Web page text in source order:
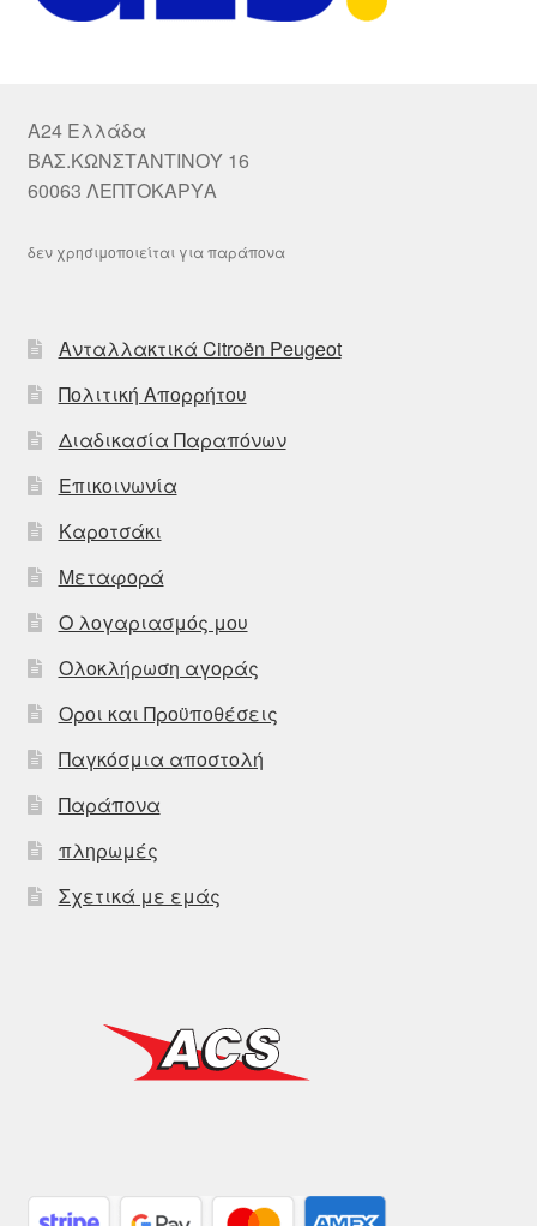
A24 Ελλάδα
ΒΑΣ.ΚΩΝΣΤΑΝΤΙΝΟΥ 16
60063 ΛΕΠΤΟΚΑΡΥΑ
δεν χρησιμοποιείται για παράπονα
Ανταλλακτικά Citroën Peugeot
Πολιτική Απορρήτου
Διαδικασία Παραπόνων
Επικοινωνία
Καροτσάκι
Μεταφορά
Ο λογαριασμός μου
Ολοκλήρωση αγοράς
Οροι και Προϋποθέσεις
Παγκόσμια αποστολή
Παράπονα
πληρωμές
Σχετικά με εμάς